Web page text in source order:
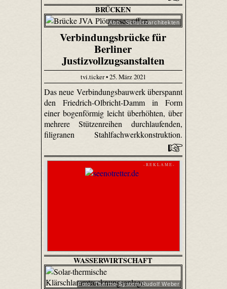
BRÜCKEN
Abb.: Schulitzarchitekten
Verbindungsbrücke für
Berliner
Justizvollzugsanstalten
tvi.ticker • 25. März 2021
Das neue Verbindungsbauwerk überspannt
den Friedrich-Olbricht-Damm in Form
einer bogenförmig leicht überhöhten, über
mehrere Stützenreihen durchlaufenden,
filigranen Stahlfachwerkkonstruktion.
- R E K L A M E -
WASSERWIRTSCHAFT
Foto: Thermo-System/Rudolf Weber